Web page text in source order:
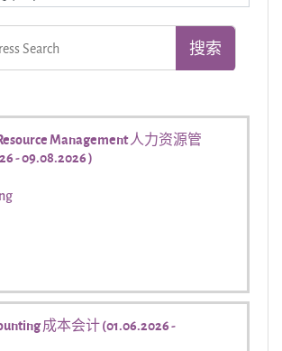
Management 人力资源管
- 09.08.2026 )
成本会计 (01.06.2026 -